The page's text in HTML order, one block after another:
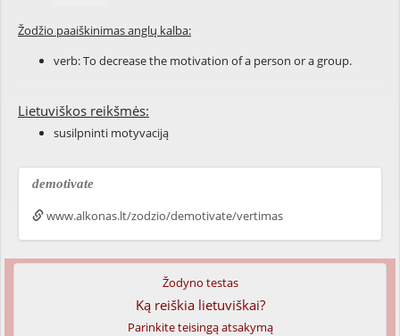
Žodžio paaiškinimas anglų kalba:
verb: To decreasethe motivation of a person or a group.
Lietuviškos reikšmės:
susilpninti motyvaciją
demotivate
www.alkonas.lt/zodzio/demotivate/vertimas
Žodyno testas
Ką reiškia lietuviškai?
Parinkite teisingą atsakymą